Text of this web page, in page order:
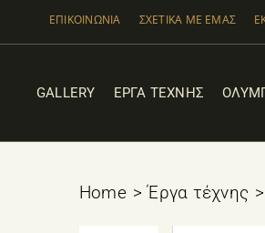
ΜετάβασηΕΠΙΚΟΙΝΩΝΙΑ ΣΧΕΤΙΚΑ ΜΕ ΕΜΑΣ
GALLERY ΕΡΓΑ ΤΕΧΝΗΣ
Home Έργα τέχνης